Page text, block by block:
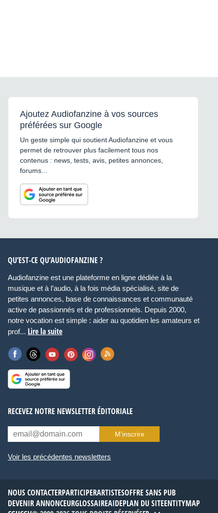
Ajoutez Audiofanzine à vos sources
préférées sur Google
Un geste simple qui soutient Audiofanzine et vous
permet de retrouver plus facilement tous nos
contenus : news, tests, avis, petites annonces,
forums...
QU’EST-CE QU’AUDIOFANZINE ?
Audiofanzine est une plateforme en ligne dédiée à la
musique et à l’audio, à la fois média spécialisé, site de
petites annonces, base de connaissances et communauté
active de passionnés et de professionnels. Depuis 2000,
notre vocation est simple : aider au quotidien les amateurs et
prof... Lire la suite
RECEVEZ NOTRE NEWSLETTER ÉDITORIALE
M’inscrire
Voir les précédentes newsletters
NOUS CONTACTERPARTICIPERARTISTESOFFRE SANS PUB
DEVENIR ANNONCEURGLOSSAIREAIDEPLAN DU SITEENTITYMAP